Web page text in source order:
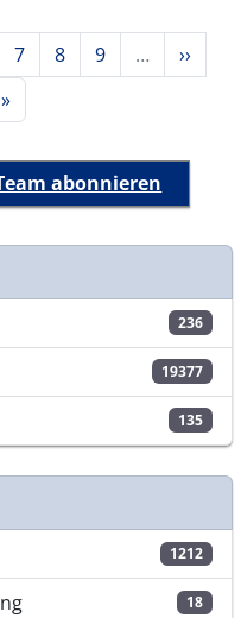
Seite
7 Seite
8 Seite
9 …
››
abonnieren
236
19377
135
1212
18